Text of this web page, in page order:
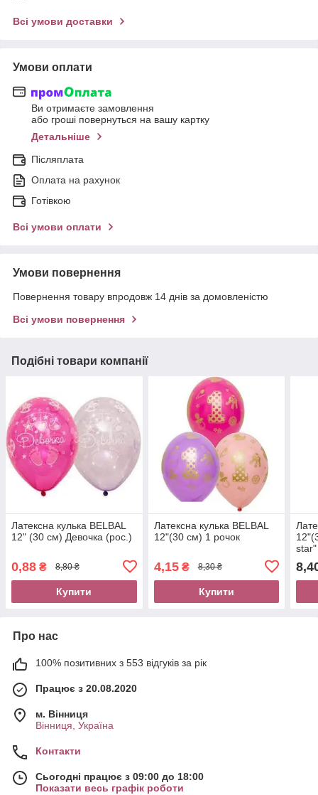
Всі умови доставки
Умови оплати
Ви отримаєте замовлення
або гроші повернуться на вашу картку
Детальніше
Післяплата
Оплата на рахунок
Готівкою
Всі умови оплати
Умови повернення
Повернення товару впродовж 14 днів за домовленістю
Всі умови повернення
Подібні товари компанії
Латексна кулька BELBAL
12" (30 см) Девочка (рос.)
0,88 ₴ 8,80 ₴
Купити
Латексна кулька BELBAL
12"(30 см) 1 рочок
4,15₴ 8,30 ₴
Купити
star"
Про нас
100% позитивних з 553 відгуків за рік
Працює з 20.08.2020
м. Вінниця
Вінниця, Україна
Контакти
Сьогодні працює з 09:00 до 18:00
Показати весь графік роботи